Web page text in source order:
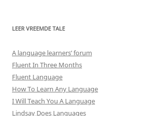
LEER VREEMDE TALE
A language learners’ forum
Fluent In Three Months
Fluent Language
How To Learn Any Language
I Will Teach You A Language
Lindsay Does Languages